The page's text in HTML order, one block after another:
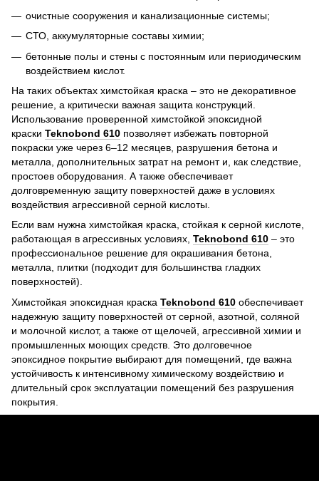
очистные сооружения и канализационные системы;
СТО, аккумуляторные составы химии;
бетонные полы и стены с постоянным или периодическим
воздействием кислот.
На таких объектах химстойкая краска – это не декоративное
решение, а критически важная защита конструкций.
Использование проверенной химстойкой эпоксидной
краски Teknobond 610 позволяет избежать повторной
покраски уже через 6–12 месяцев, разрушения бетона и
металла, дополнительных затрат на ремонт и, как следствие,
простоев оборудования. А также обеспечивает
долговременную защиту поверхностей даже в условиях
воздействия агрессивной серной кислоты.
Если вам нужна химстойкая краска, стойкая к серной кислоте,
работающая в агрессивных условиях, Teknobond 610 – это
профессиональное решение для окрашивания бетона,
металла, плитки (подходит для большинства гладких
поверхностей).
Химстойкая эпоксидная краска Teknobond 610 обеспечивает
надежную защиту поверхностей от серной, азотной, соляной
и молочной кислот, а также от щелочей, агрессивной химии и
промышленных моющих средств. Это долговечное
эпоксидное покрытие выбирают для помещений, где важна
устойчивость к интенсивному химическому воздействию и
длительный срок эксплуатации помещений без разрушения
покрытия.